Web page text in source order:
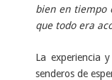
bien en tiempo
que todo era
La experiencia
senderos de